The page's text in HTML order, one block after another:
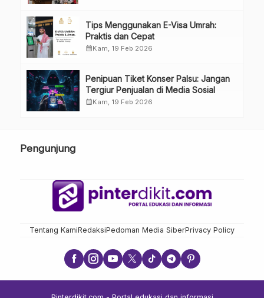
Tips Menggunakan E-Visa Umrah:
Praktis dan Cepat
calendar_monthKam, 19 Feb 2026
Penipuan Tiket Konser Palsu: Jangan
Tergiur Penjualan di Media Sosial
calendar_monthKam, 19 Feb 2026
Pengunjung
Tentang KamiRedaksiPedoman Media SiberPrivacy Policy